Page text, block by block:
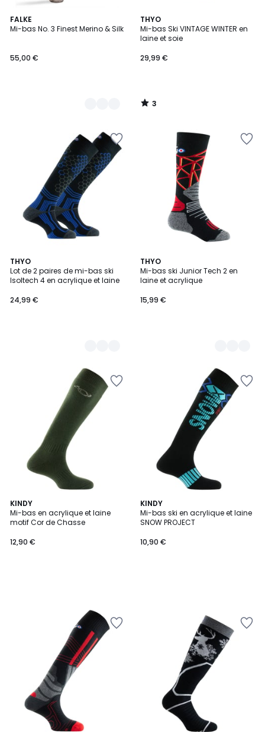
FALKE
Mi-bas No. 3 Finest Merino & Silk
55,00 €
3
Couleurs
THYO
Mi-bas Ski VINTAGE WINTER en
laine et soie
29,99 €
3
/
5
3
/
THYO
Lot de 2 paires de mi-bas ski
Isoltech 4 en acrylique et laine
24,99 €
2
Couleurs
THYO
Mi-bas ski Junior Tech 2 en
laine et acrylique
15,99 €
2
Couleurs
KINDY
Mi-bas en acrylique et laine
motif Cor de Chasse
12,90 €
KINDY
Mi-bas ski en acrylique et laine
SNOW PROJECT
10,90 €